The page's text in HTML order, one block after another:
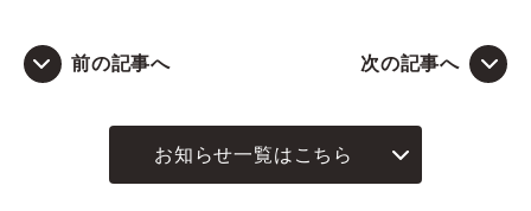
前の記事へ 次の記事へ
お知らせ一覧はこちら